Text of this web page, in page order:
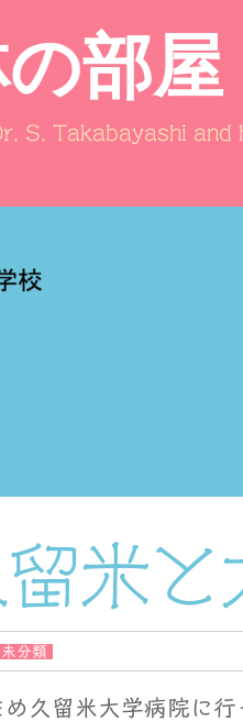
部屋
S. Takabayashi and
米と
未分類
久留米大学病院に行